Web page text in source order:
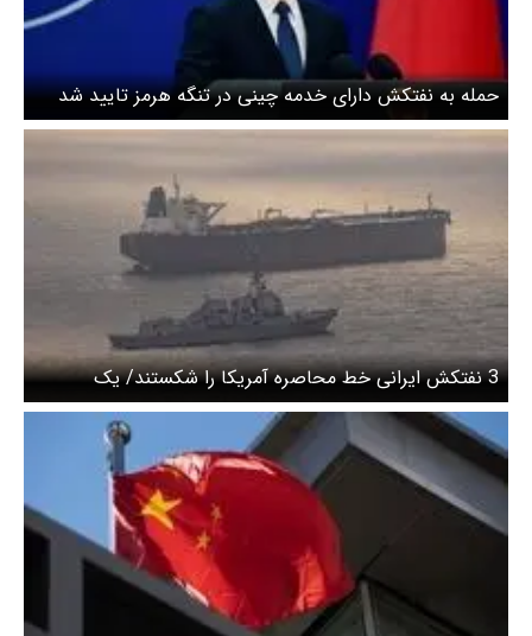
حمله به نفتکش دارای خدمه چینی در تنگه هرمز تایید شد
3 نفتکش ایرانی خط محاصره آمریکا را شکستند/ یک
نفتکش ایرانی در آب های بین المللی مورد حمله قرار گرفت